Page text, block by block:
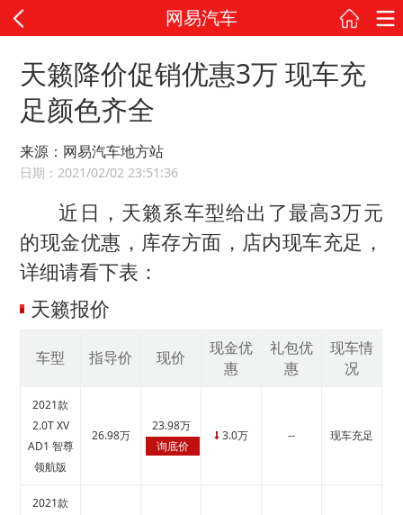
网易汽车
天籁降价促销优惠3万 现车充
足颜色齐全
来源：网易汽车地方站
日期：2021/02/02 23:51:36
近日，天籁系车型给出了最高3万元
的现金优惠，库存方面，店内现车充足，
详细请看下表：
天籁报价
车型 指导价 现价
现金优
惠
礼包优
惠
现车情
况
2021款
2.0T XV
AD1 智尊
领航版
26.98万
23.98万
询底价
↓ 3.0万 -- 现车充足
2021款